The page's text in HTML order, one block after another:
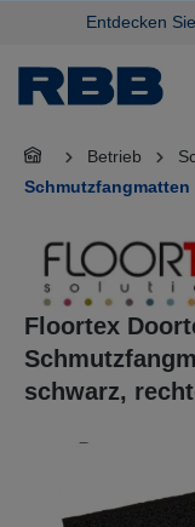
springenEntdecken
Betrieb
Schmutzfangmatten
Floortex
schwarz,